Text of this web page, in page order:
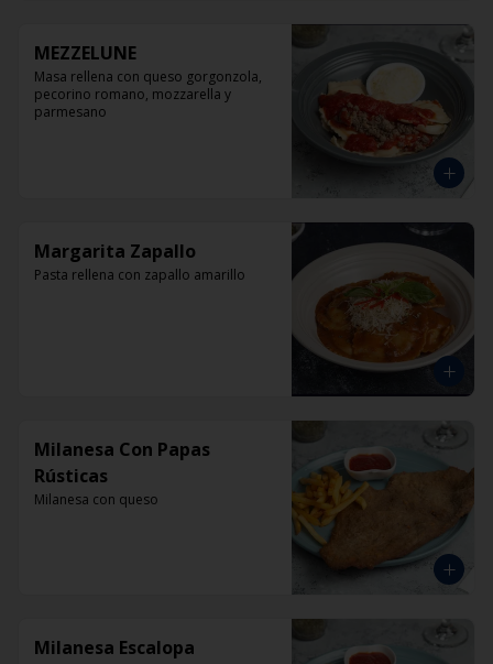
MEZZELUNE
Masa rellena con queso gorgonzola,
pecorino romano, mozzarella y
parmesano
Margarita Zapallo
Pasta rellena con zapallo amarillo
Milanesa Con Papas
Rústicas
Milanesa con queso
Milanesa Escalopa